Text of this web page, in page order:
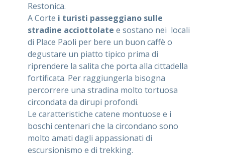
Restonica.
A Corte i turisti passeggiano sulle
stradine acciottolate e sostano nei locali
di Place Paoli per bere un buon caffè o
degustare un piatto tipico prima di
riprendere la salita che porta alla cittadella
fortificata. Per raggiungerla bisogna
percorrere una stradina molto tortuosa
circondata da dirupi profondi.
Le caratteristiche catene montuose e i
boschi centenari che la circondano sono
molto amati dagli appassionati di
escursionismo e di trekking.